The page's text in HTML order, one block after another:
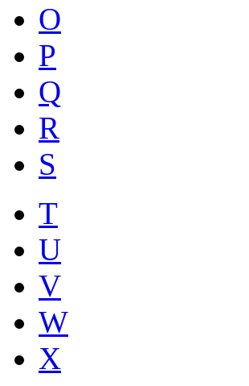
O
P
Q
R
S
T
U
V
W
X